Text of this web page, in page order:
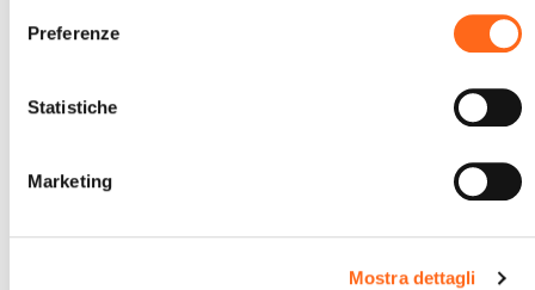
Preferenze
Statistiche
Marketing
Mostra dettagli
Richiedi una consulenza